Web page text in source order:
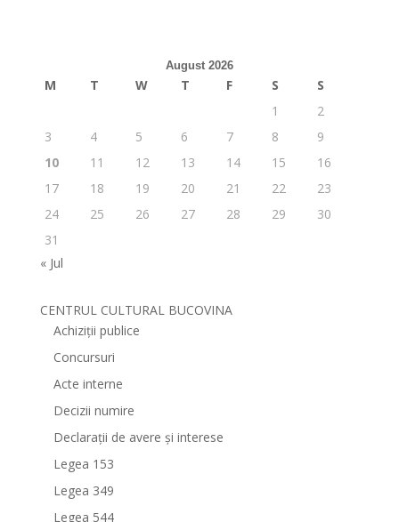
August 2026
M T W T F S
S
1
2
3
4 5 6 7 8
9
10
11 12 13 14 15
16
17
18 19 20 21 22
23
24
25 26 27 28 29
30
31
« Jul
CENTRUL CULTURAL BUCOVINA
Achiziții publice
Concursuri
Acte interne
Decizii numire
Declarații de avere și interese
Legea 153
Legea 349
Legea 544